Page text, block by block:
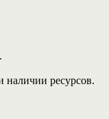
наличии ресурсов.